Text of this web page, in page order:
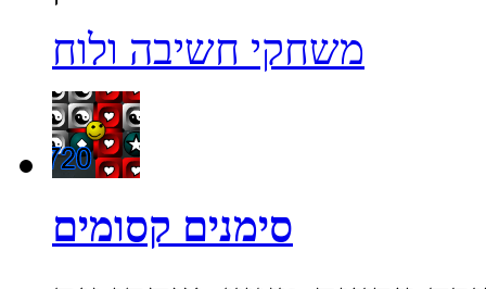
משחקי חשיבה ולוח
סימנים קסומים